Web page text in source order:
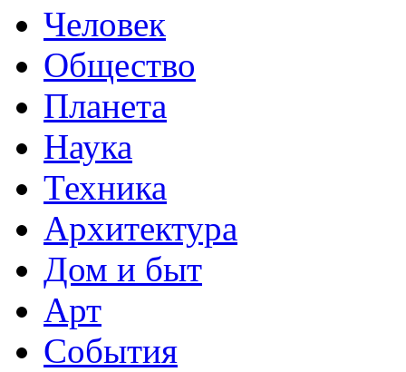
Человек
Общество
Планета
Наука
Техника
Архитектура
Дом и быт
Арт
События